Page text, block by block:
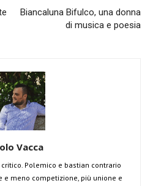
Biancaluna Bifulco, una donna
di musica e poesia
Vacca
Polemico e bastian contrario
e meno competizione, più unione e